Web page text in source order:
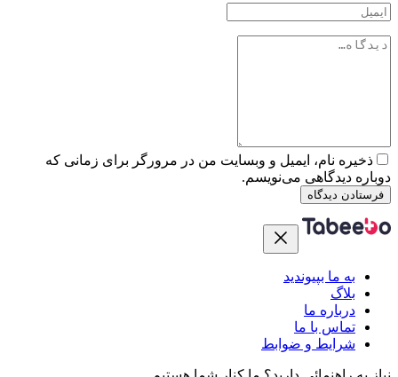
ذخیره نام، ایمیل و وبسایت من در مرورگر برای زمانی که
دوباره دیدگاهی می‌نویسم.
فرستادن دیدگاه
به ما بپیوندید
بلاگ
درباره ما
تماس با ما
شرایط و ضوابط